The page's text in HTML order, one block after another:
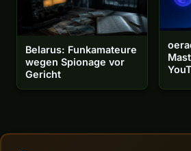
Belarus: Funkamateure
wegen Spionage vor
Gericht